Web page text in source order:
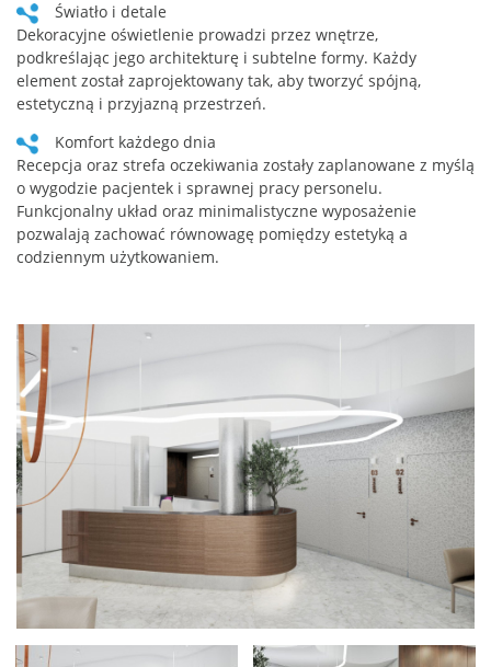
Światło i detale
Dekoracyjne oświetlenie prowadzi przez wnętrze,
podkreślając jego architekturę i subtelne formy. Każdy
element został zaprojektowany tak, aby tworzyć spójną,
estetyczną i przyjazną przestrzeń.
Komfort każdego dnia
Recepcja oraz strefa oczekiwania zostały zaplanowane z myślą
o wygodzie pacjentek i sprawnej pracy personelu.
Funkcjonalny układ oraz minimalistyczne wyposażenie
pozwalają zachować równowagę pomiędzy estetyką a
codziennym użytkowaniem.